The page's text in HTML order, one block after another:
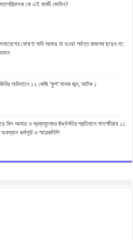
মহাপরিচালক কে এই কাজী জেসিন?
ঘোষণা দাবি আদায় না হওয়া পর্যন্ত রাজপথ ছাড়ব না:
অভিযানে ১২ কেজি ‘কুশ’ মাদক জব্দ, আটক ১
বিল আদায় ও দ্রব্যমূল্যের ঊর্ধ্বগতির প্রতিবাদে সাতক্ষীরায় ১১
কর্মসূচি ও স্মারকলিপি